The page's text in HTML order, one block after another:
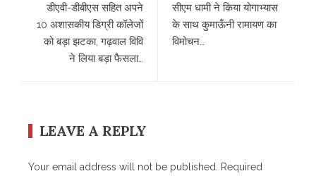
डीएवी-डीबीएस सहित अपने
10 अशासकीय डिग्री कॉलेजों
को बड़ा झटका, गढ़वाल विवि
ने लिया बड़ा फैसला…
सीएम धामी ने किया योगाभ्यास
के साथ कुमाऊँनी रामायण का
विमोचन…
LEAVE A REPLY
Your email address will not be published.
Required